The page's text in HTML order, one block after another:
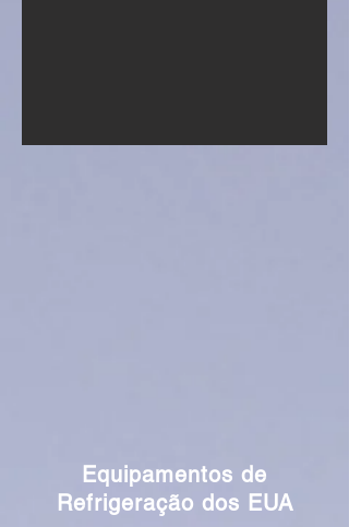
Equipamentos de
Refrigeração dos EUA